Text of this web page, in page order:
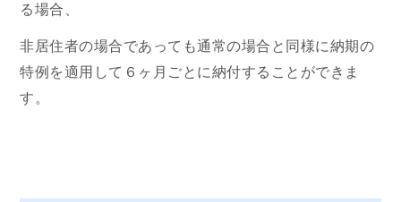
る場合、
非居住者の場合であっても通常の場合と同様に納期の
特例を適用して６ヶ月ごとに納付することができま
す。